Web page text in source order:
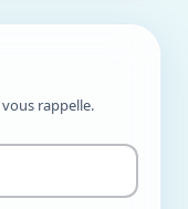
rappelle.